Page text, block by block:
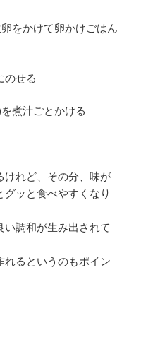
をかけて卵かけごはん
のせる
煮汁ごとかける
けれど、その分、味が
ッと食べやすくなり
い調和が生み出されて
れるというのもポイン